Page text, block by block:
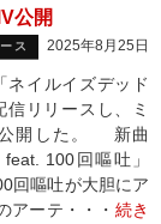
公開
ス 2025年8月25日
イルイズデッド
リリースし、ミ
公開した。 新曲
100回嘔吐」
回嘔吐が大胆にア
アーテ・・・ 続き